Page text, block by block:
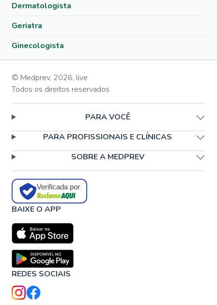
Dermatologista
Geriatra
Ginecologista
© Medprev, 2026, live
Todos os direitos reservados
PARA VOCÊ
PARA PROFISSIONAIS E CLÍNICAS
SOBRE A MEDPREV
Verificada por
BAIXE O APP
REDES SOCIAIS